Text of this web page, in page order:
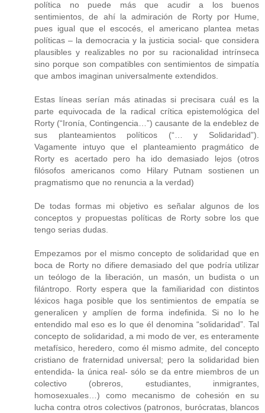
política no puede más que acudir a los buenos
sentimientos, de ahí la admiración de Rorty por Hume,
pues igual que el escocés, el americano plantea metas
políticas – la democracia y la justicia social- que considera
plausibles y realizables no por su racionalidad intrínseca
sino porque son compatibles con sentimientos de simpatía
que ambos imaginan universalmente extendidos.
Estas líneas serían más atinadas si precisara cuál es la
parte equivocada de la radical crítica epistemológica del
Rorty (“Ironía, Contingencia…”) causante de la endeblez de
sus planteamientos políticos (“… y Solidaridad”).
Vagamente intuyo que el planteamiento pragmático de
Rorty es acertado pero ha ido demasiado lejos (otros
filósofos americanos como Hilary Putnam sostienen un
pragmatismo que no renuncia a la verdad)
De todas formas mi objetivo es señalar algunos de los
conceptos y propuestas políticas de Rorty sobre los que
tengo serias dudas.
Empezamos por el mismo concepto de solidaridad que en
boca de Rorty no difiere demasiado del que podría utilizar
un teólogo de la liberación, un masón, un budista o un
filántropo. Rorty espera que la familiaridad con distintos
léxicos haga posible que los sentimientos de empatía se
generalicen y amplíen de forma indefinida. Si no lo he
entendido mal eso es lo que él denomina “solidaridad”. Tal
concepto de solidaridad, a mi modo de ver, es enteramente
metafísico, heredero, como él mismo admite, del concepto
cristiano de fraternidad universal; pero la solidaridad bien
entendida- la única real- sólo se da entre miembros de un
colectivo (obreros, estudiantes, inmigrantes,
homosexuales…) como mecanismo de cohesión en su
lucha contra otros colectivos (patronos, burócratas, blancos